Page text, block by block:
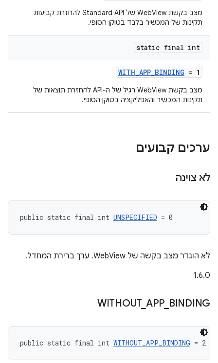
מצב בקשת WebView של Standard API להחזרת קביעות
תקינות של המכשיר בלבד בטוקן הסופי.
static final int
WITH_APP_BINDING = 1
מצב בקשת WebView רגיל של ה-API להחזרת תוצאות של
תקינות המכשיר והאפליקציה בטוקן הסופי.
ערכים קבועים
לא צוינה
public static final int UNSPECIFIED = 0
לא הוגדר מצב בקשה של WebView. ערך ברירת המחדל.
‫1.6.0
WITHOUT_ APP_ BINDING
public static final int WITHOUT_APP_BINDING = 2